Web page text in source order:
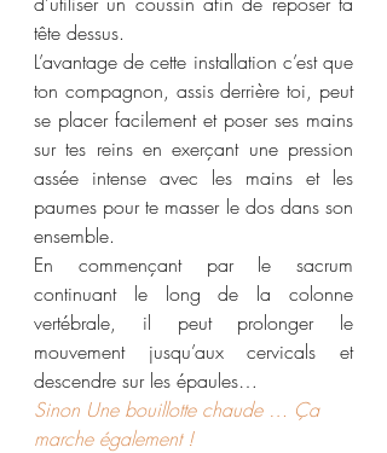
tête dessus.
L’avantage de cette installation c’est que
ton compagnon, assis derrière toi, peut
se placer facilement et poser ses mains
sur tes reins en exerçant une pression
assée intense avec les mains et les
paumes pour te masser le dos dans son
ensemble.
En commençant par le sacrum
continuant le long de la colonne
vertébrale, il peut prolonger le
mouvement jusqu’aux cervicals et
descendre sur les épaules…
Sinon Une bouillotte chaude … Ça
marche également !